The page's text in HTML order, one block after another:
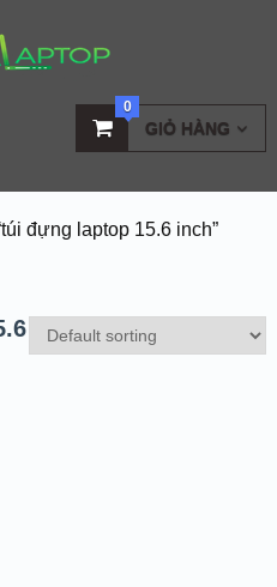
GIỎ HÀNG
0
đựng laptop 15.6 inch”